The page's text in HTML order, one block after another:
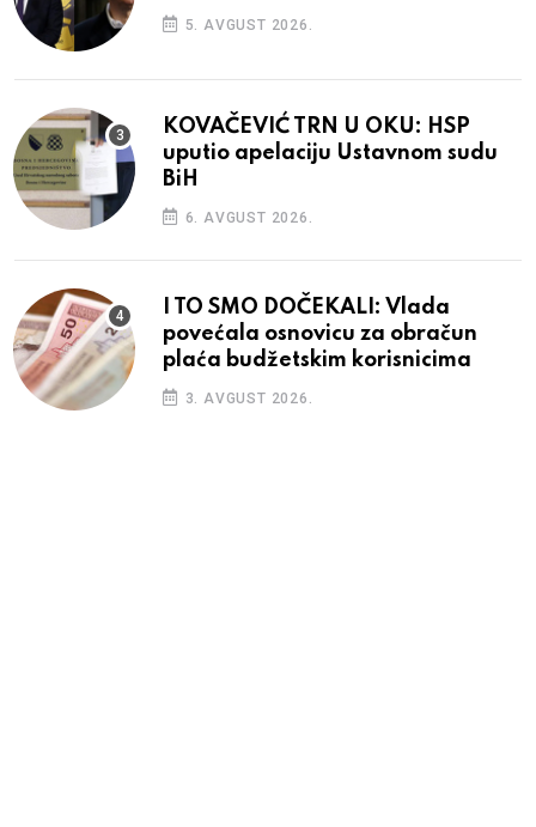
5. AVGUST 2026.
KOVAČEVIĆ TRN U OKU: HSP
uputio apelaciju Ustavnom sudu
BiH
6. AVGUST 2026.
I TO SMO DOČEKALI: Vlada
povećala osnovicu za obračun
plaća budžetskim korisnicima
3. AVGUST 2026.